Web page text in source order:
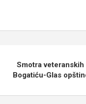
Smotra
Bogatiću-Glas